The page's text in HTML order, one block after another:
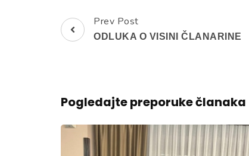
Post
Prev Post
ODLUKA O VISINI ČLANARINE
Pogledajte preporuke članaka